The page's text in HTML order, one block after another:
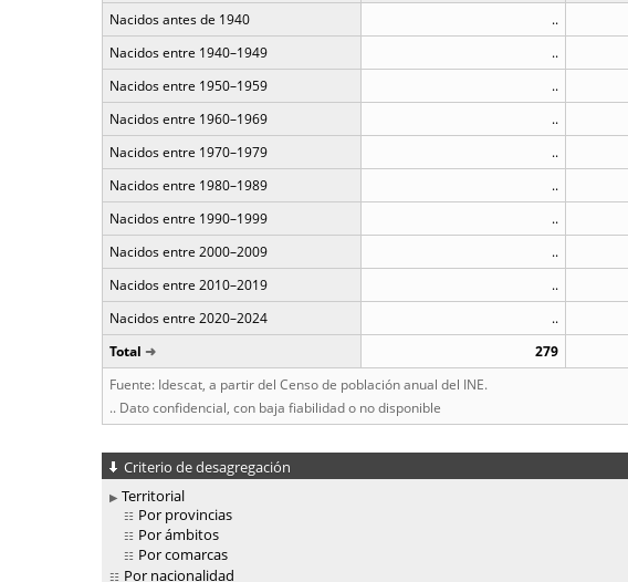
Nacidos antes de 1940
..
Nacidos entre 1940–1949
..
Nacidos entre 1950–1959
..
Nacidos entre 1960–1969
..
Nacidos entre 1970–1979
..
Nacidos entre 1980–1989
..
Nacidos entre 1990–1999
..
Nacidos entre 2000–2009
..
Nacidos entre 2010–2019
..
Nacidos entre 2020–2024
..
Total
279
Fuente: Idescat, a partir del Censo de población anual del INE.
.. Dato confidencial, con baja fiabilidad o no disponible
Criterio de desagregación
Territorial
Por provincias
Por ámbitos
Por comarcas
Por nacionalidad